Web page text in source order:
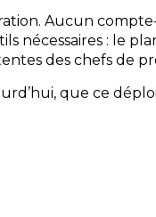
Aucun
nécessaires : le
des chefs de
que ce